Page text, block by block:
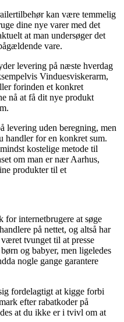
kan være temmelig
dine nye varer med det
at man undersøger det
vare.
levering på næste hverdag
Vinduesviskerarm,
forinden et konkret
nå at få dit nye produkt
levering uden beregning, men
handler for en konkret sum.
kostelige metode til
om man er nær Aarhus,
produkter til et
for internetbrugere at søge
på nettet, og altså har
tvunget til at presse
og babyer, men ligeledes
nogle gange garantere
fordelagtigt at kigge forbi
efter rabatkoder på
at du ikke er i tvivl om at